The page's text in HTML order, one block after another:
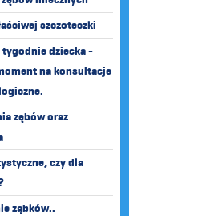
szczoteczki
tygodnie dziecka -
na konsultacje
zębów oraz
czy dla
ząbków..